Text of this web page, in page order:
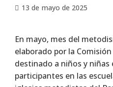
13 de mayo de 2025
En mayo, mes del
elaborado por la
destinado a niños y niñas
participantes en las